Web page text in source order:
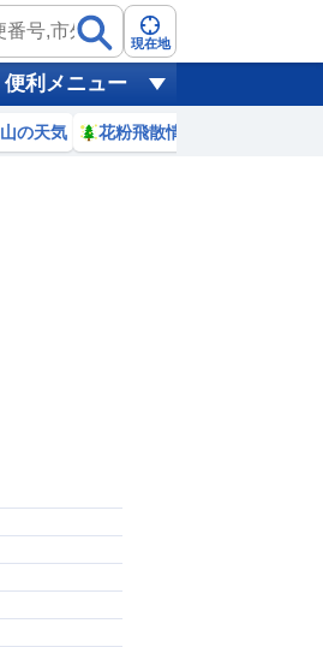
現在地
便利メニュー
山の天気 花粉飛散情報